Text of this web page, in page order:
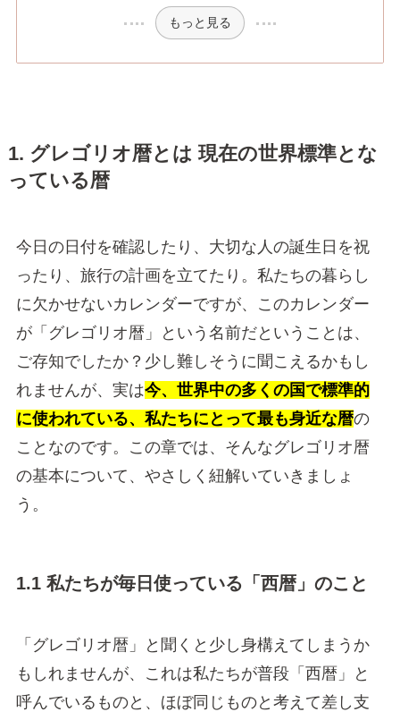
もっと見る
1. グレゴリオ暦とは 現在の世界標準とな
っている暦
今日の日付を確認したり、大切な人の誕生日を祝
ったり、旅行の計画を立てたり。私たちの暮らし
に欠かせないカレンダーですが、このカレンダー
が「グレゴリオ暦」という名前だということは、
ご存知でしたか？少し難しそうに聞こえるかもし
れませんが、実は今、世界中の多くの国で標準的
に使われている、私たちにとって最も身近な暦の
ことなのです。この章では、そんなグレゴリオ暦
の基本について、やさしく紐解いていきましょ
う。
1.1 私たちが毎日使っている「西暦」のこと
「グレゴリオ暦」と聞くと少し身構えてしまうか
もしれませんが、これは私たちが普段「西暦」と
呼んでいるものと、ほぼ同じものと考えて差し支